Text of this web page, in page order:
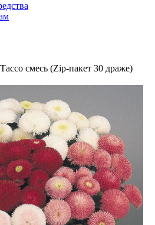
смесь (Zip-пакет 30 драже)